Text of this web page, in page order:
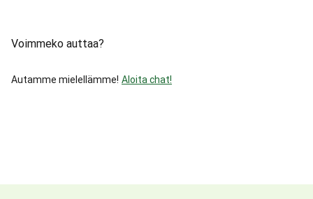
Voimmeko auttaa?
Autamme mielellämme! Aloita chat!